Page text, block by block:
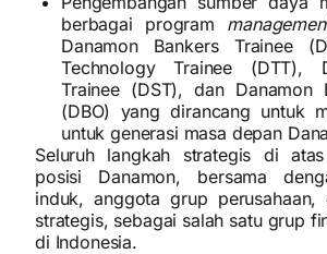
berbagai program
Danamon Bankers Trainee
Technology Trainee (DTT),
Trainee (DST), dan Danamon
(DBO) yang dirancang untuk
untuk generasi masa depan
Seluruh langkah strategis di
posisi Danamon, bersama
induk, anggota grup
strategis, sebagai salah satu grup
di Indonesia.